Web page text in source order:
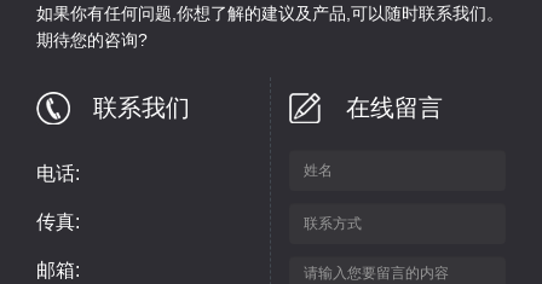
如果你有任何问题,你想了解的建议及产品,可以随时联系我们。
期待您的咨询?
联系我们
电话:
传真:
邮箱:
在线留言